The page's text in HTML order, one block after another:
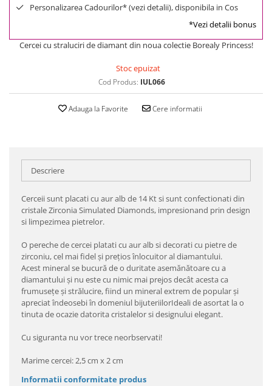
Personalizarea Cadourilor* (vezi detalii), disponibila in Cos
*Vezi detalii bonus
Cercei cu straluciri de diamant din noua colectie Borealy Princess!
Stoc epuizat
Cod Produs: IUL066
Adauga la Favorite Cere informatii
Descriere
Cerceii sunt placati cu aur alb de 14 Kt si sunt confectionati din
cristale Zirconia Simulated Diamonds, impresionand prin design
si limpezimea pietrelor.
O pereche de cercei platati cu aur alb si decorati cu pietre de
zirconiu, cel mai fidel şi preţios înlocuitor al diamantului.
Acest mineral se bucură de o duritate asemănătoare cu a
diamantului şi nu este cu nimic mai prejos decât acesta ca
frumuseţe şi strălucire, fiind un mineral extrem de popular şi
apreciat îndeosebi în domeniul bijuteriilorIdeali de asortat la o
tinuta de ocazie datorita cristalelor si designului elegant.
Cu siguranta nu vor trece neorbservati!
Marime cercei: 2,5 cm x 2 cm
Informatii conformitate produs